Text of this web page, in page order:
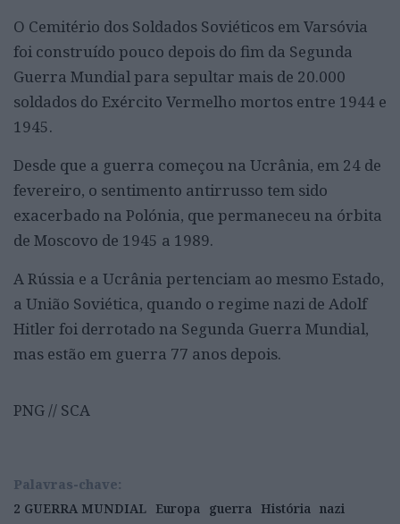
O Cemitério dos Soldados Soviéticos em Varsóvia
foi construído pouco depois do fim da Segunda
Guerra Mundial para sepultar mais de 20.000
soldados do Exército Vermelho mortos entre 1944 e
1945.
Desde que a guerra começou na Ucrânia, em 24 de
fevereiro, o sentimento antirrusso tem sido
exacerbado na Polónia, que permaneceu na órbita
de Moscovo de 1945 a 1989.
A Rússia e a Ucrânia pertenciam ao mesmo Estado,
a União Soviética, quando o regime nazi de Adolf
Hitler foi derrotado na Segunda Guerra Mundial,
mas estão em guerra 77 anos depois.
PNG // SCA
Palavras-chave:
2 GUERRA MUNDIAL Europa guerra História nazi